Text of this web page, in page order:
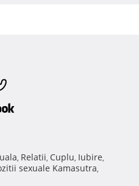
, Relatii, Cuplu, Iubire,
sexuale Kamasutra,